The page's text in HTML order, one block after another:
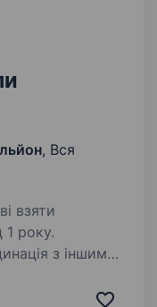
, Вся
взяти
1 року.
документів